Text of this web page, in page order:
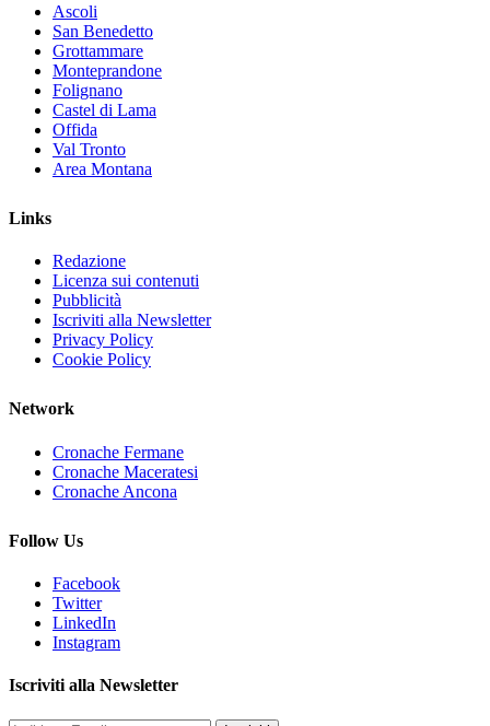
Ascoli
San Benedetto
Grottammare
Monteprandone
Folignano
Castel di Lama
Offida
Val Tronto
Area Montana
Links
Redazione
Licenza sui contenuti
Pubblicità
Iscriviti alla Newsletter
Privacy Policy
Cookie Policy
Network
Cronache Fermane
Cronache Maceratesi
Cronache Ancona
Follow Us
Facebook
Twitter
LinkedIn
Instagram
Iscriviti alla Newsletter